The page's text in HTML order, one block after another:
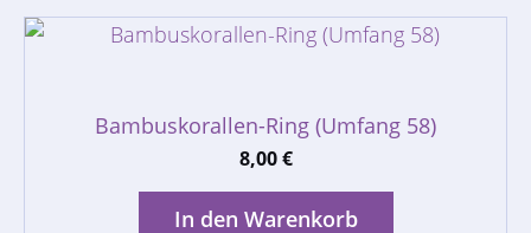
Bambuskorallen-Ring (Umfang 58)
8,00€
In den Warenkorb